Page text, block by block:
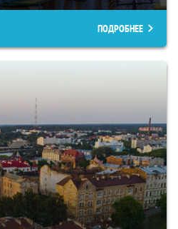
ПОДРОБНЕЕ